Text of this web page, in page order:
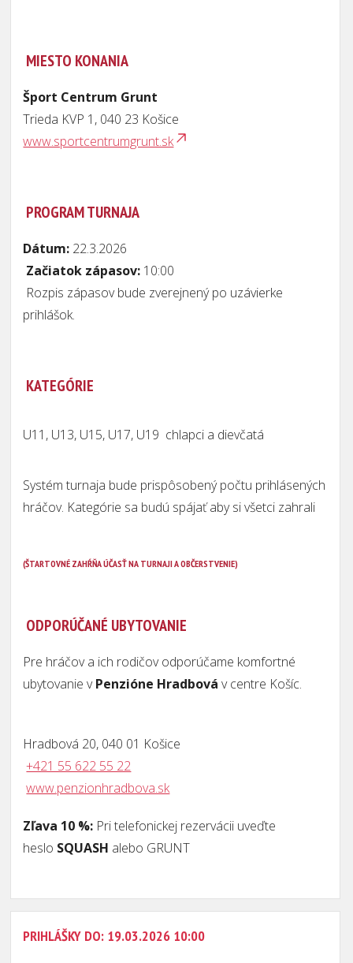
MIESTO KONANIA
Šport Centrum Grunt
Trieda KVP 1, 040 23 Košice
www.sportcentrumgrunt.sk
PROGRAM TURNAJA
Dátum: 22.3.2026
Začiatok zápasov: 10:00
Rozpis zápasov bude zverejnený po uzávierke
prihlášok.
KATEGÓRIE
U11, U13, U15, U17, U19 chlapci a dievčatá
Systém turnaja bude prispôsobený počtu prihlásených
hráčov. Kategórie sa budú spájať aby si všetci zahrali
(ŠTARTOVNÉ ZAHŔŇA ÚČASŤ NA TURNAJI A OBČERSTVENIE)
ODPORÚČANÉ UBYTOVANIE
Pre hráčov a ich rodičov odporúčame komfortné
ubytovanie vPenzióne Hradbová v centre Košíc.
Hradbová 20, 040 01 Košice
+421 55 622 55 22
www.penzionhradbova.sk
Zľava 10 %: Pri telefonickej rezervácii uveďte
heslo SQUASH alebo GRUNT
PRIHLÁŠKY DO: 19.03.2026 10:00